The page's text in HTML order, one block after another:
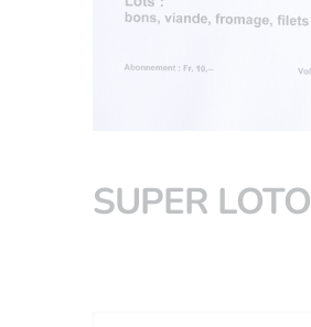
SUPER LOTO